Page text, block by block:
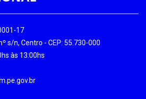
17
s/n, Centro - CEP: 55.730-000
às 13:00hs